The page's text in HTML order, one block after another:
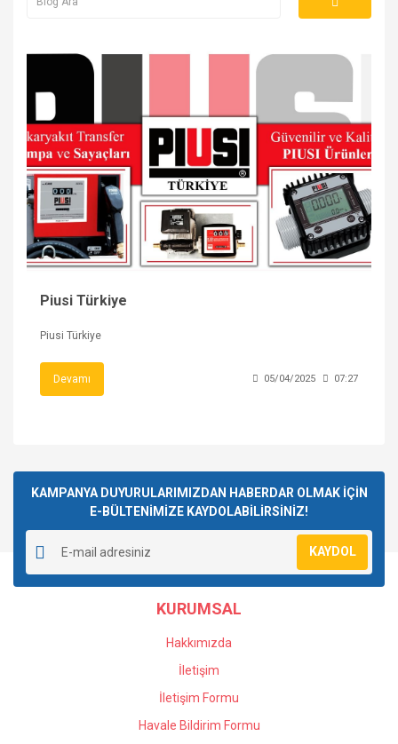
Piusi Türkiye
Piusi Türkiye
Devamı 05/04/2025 07:27
KAMPANYA DUYURULARIMIZDAN HABERDAR OLMAK İÇİN
E-BÜLTENİMİZE KAYDOLABİLİRSİNİZ!
KAYDOL
KURUMSAL
Hakkımızda
İletişim
İletişim Formu
Havale Bildirim Formu